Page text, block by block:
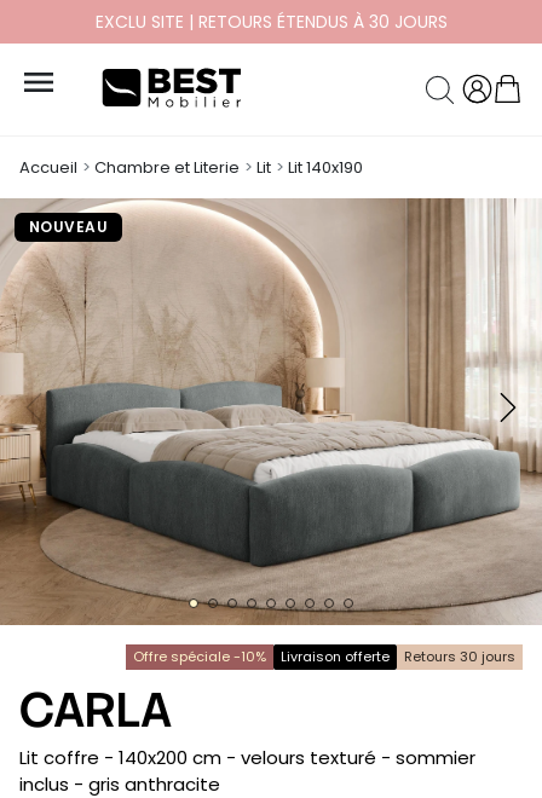
EXCLU SITE | RETOURS ÉTENDUS À 30 JOURS

Accueil Chambre et Literie Lit Lit 140x190
NOUVEAU
Offre spéciale -10% Livraison offerte Retours 30 jours
CARLA
-
Lit coffre - 140x200 cm - velours texturé - sommier
inclus - gris anthracite